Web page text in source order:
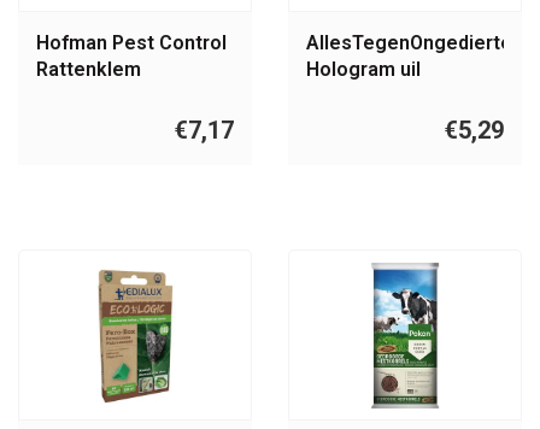
Hofman Pest Control
Rattenklem
€7,17
AllesTegenOngedierte.nl
Hologram uil
€5,29